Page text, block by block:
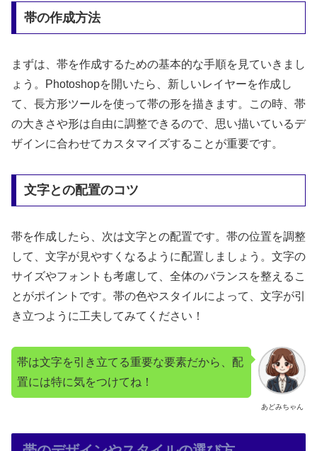
帯の作成方法
まずは、帯を作成するための基本的な手順を見ていきまし
ょう。Photoshopを開いたら、新しいレイヤーを作成し
て、長方形ツールを使って帯の形を描きます。この時、帯
の大きさや形は自由に調整できるので、思い描いているデ
ザインに合わせてカスタマイズすることが重要です。
文字との配置のコツ
帯を作成したら、次は文字との配置です。帯の位置を調整
して、文字が見やすくなるように配置しましょう。文字の
サイズやフォントも考慮して、全体のバランスを整えるこ
とがポイントです。帯の色やスタイルによって、文字が引
き立つように工夫してみてください！
あどみちゃん
帯は文字を引き立てる重要な要素だから、配
置には特に気をつけてね！